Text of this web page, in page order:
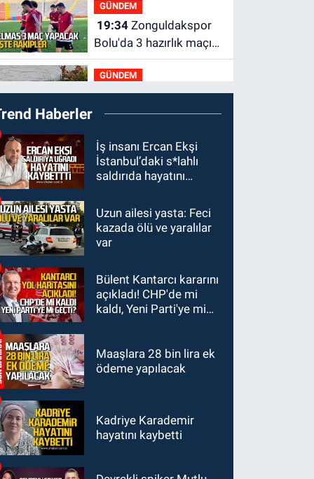
haber
GÜNDEM
19:34Zonguldakspor
Bolu'da 3 hazırlık maçı
oynayacak... İşte
rakipler...
GÜNDEM
19:27Çaycuma
ırmağında görüldü:
yaşadı
GÜNDEM
19:12TMO kabuklu
fındık alım fiyatlarını
GÜNDEM
18:52Zonguldak'ta
pitbul köpek anne ve
Tedavi altındalar
GÜNDEM
18:44Zonguldak'ta
araç yayaya çarptı: Ağır
altına alındı
Haberler
İş insanı Ercan Ekşi
İstanbul’daki s*lahlı
saldırıda hayatını
Uzun ailesi yasta: Feci
kazada ölü ve yaralılar
var
Bülent Kantarcı kararını
açıkladı! CHP'de mi
kaldı, Yeni Parti'ye mi
Maaşlara 28 bin lira ek
ödeme yapılacak
Kadriye Karademir
hayatını kaybetti